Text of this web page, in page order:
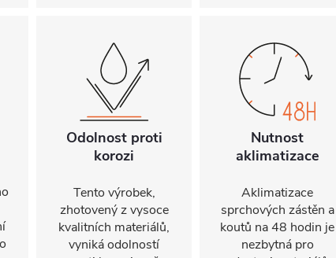
Odolnost proti
korozi
Tento výrobek,
zhotovený z vysoce
kvalitních materiálů,
vyniká odolností
Nutnost
aklimatizace
Aklimatizace
sprchových zástěn a
koutů na 48 hodin je
nezbytná pro